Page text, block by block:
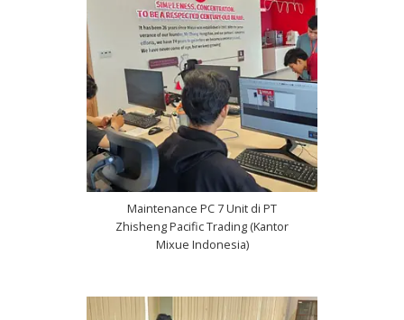
Maintenance PC 7 Unit di PT
Zhisheng Pacific Trading (Kantor
Mixue Indonesia)